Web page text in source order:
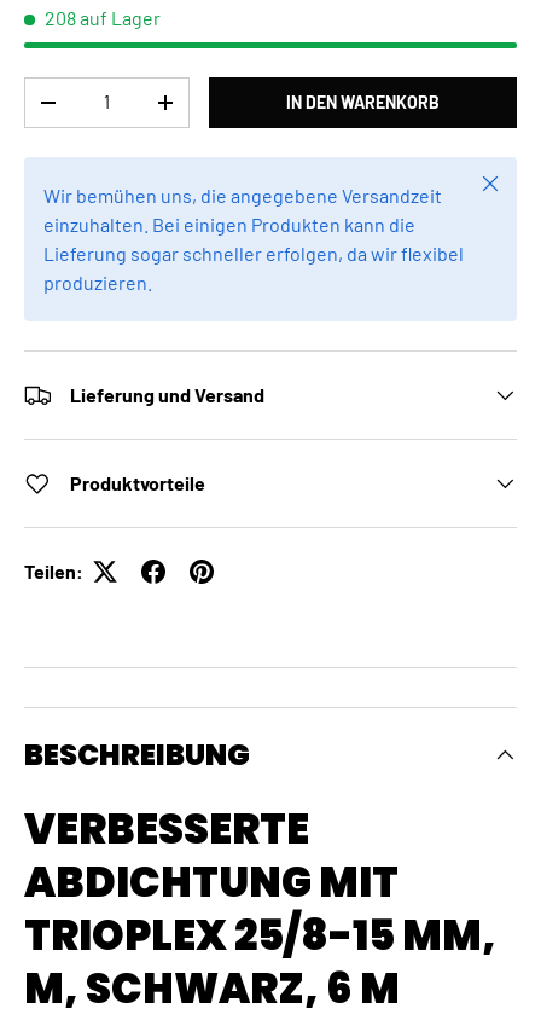
208 auf Lager
MENGE VERRINGERNMENGE ERHÖHENIN DEN WARENKORB
Wir bemühen uns, die angegebene Versandzeit
einzuhalten. Bei einigen Produkten kann die
Lieferung sogar schneller erfolgen, da wir flexibel
produzieren.
Lieferung und Versand
Produktvorteile
Teilen:
BESCHREIBUNG
VERBESSERTE
ABDICHTUNG MIT
TRIOPLEX 25/8-15 MM,
M, SCHWARZ, 6 M